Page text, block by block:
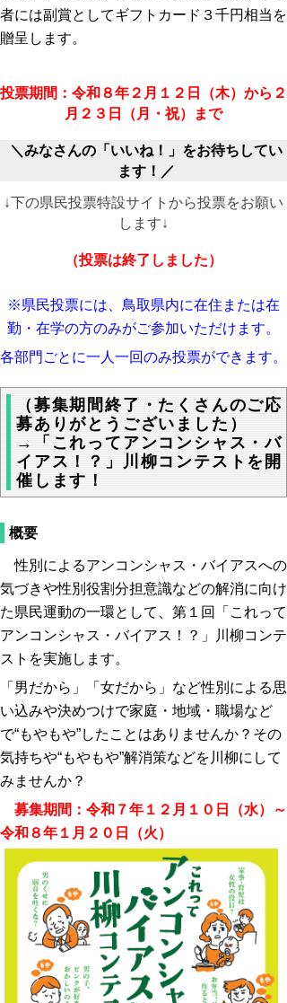
者には副賞としてギフトカード３千円相当を
贈呈します。
投票期間：令和８年２月１２日（木）から２
月２３日（月・祝）まで
＼みなさんの 「いいね！」 をお待ちしてい
ます！／
↓下の県民投票特設サイトから投票をお願い
します↓
（投票は終了しました）
※県民投票には、鳥取県内に在住または在
勤・在学の方のみがご参加いただけます。
各部門ごとに一人一回のみ投票ができます。
（募集期間終了・たくさんのご応
募ありがとうございました）
→「これってアンコンシャス・バ
イアス！？」川柳コンテストを開
催します！
概要
性別によるアンコンシャス・バイアスへの
気づきや性別役割分担意識などの解消に向け
た県民運動の一環として、第１回「これって
アンコンシャス・バイアス！？」川柳コンテ
ストを実施します。
「男だから」「女だから」など性別による思
い込みや決めつけで家庭・地域・職場など
で“もやもや”したことはありませんか？その
気持ちや“もやもや”解消策などを川柳にして
みませんか？
募集期間：令和７年１２月１０日（水）～
令和８年１月２０日（火）